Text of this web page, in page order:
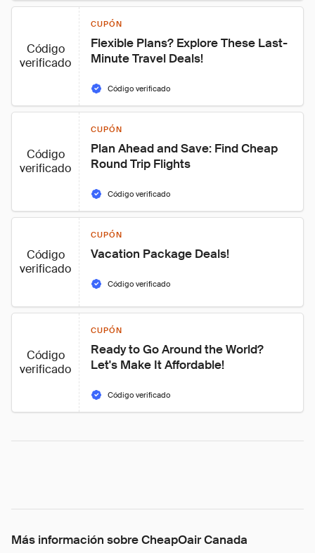
Código
verificado
CUPÓN
Flexible Plans? Explore These Last-
Minute Travel Deals!
Código verificado
Código
verificado
CUPÓN
Plan Ahead and Save: Find Cheap
Round Trip Flights
Código verificado
Código
verificado
CUPÓN
Vacation Package Deals!
Código verificado
Código
verificado
CUPÓN
Ready to Go Around the World?
Let's Make It Affordable!
Código verificado
Más información sobre CheapOair Canada